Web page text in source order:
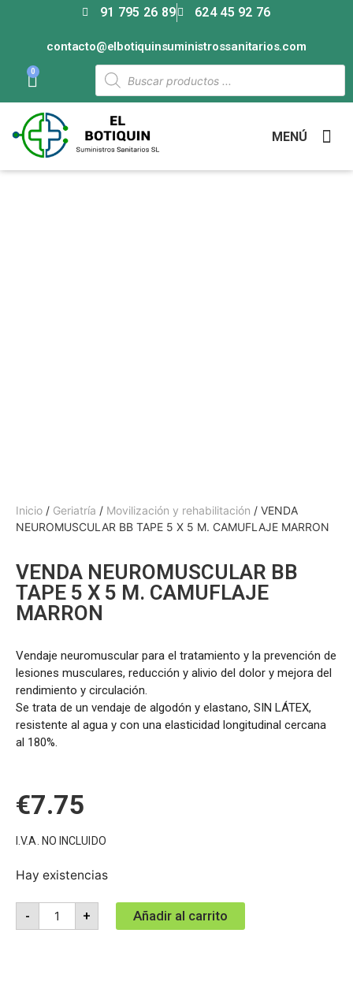
91 795 26 89 624 45 92 76
contacto@elbotiquinsuministrossanitarios.com
0
MENÚ
Inicio / Geriatría / Movilización y rehabilitación / VENDA
NEUROMUSCULAR BB TAPE 5 X 5 M. CAMUFLAJE MARRON
VENDA NEUROMUSCULAR BB
TAPE 5 X 5 M. CAMUFLAJE
MARRON
Vendaje neuromuscular para el tratamiento y la prevención de
lesiones musculares, reducción y alivio del dolor y mejora del
rendimiento y circulación.
Se trata de un vendaje de algodón y elastano, SIN LÁTEX,
resistente al agua y con una elasticidad longitudinal cercana
al 180%.
€7.75
I.V.A. NO INCLUIDO
Hay existencias
- + Añadir al carrito